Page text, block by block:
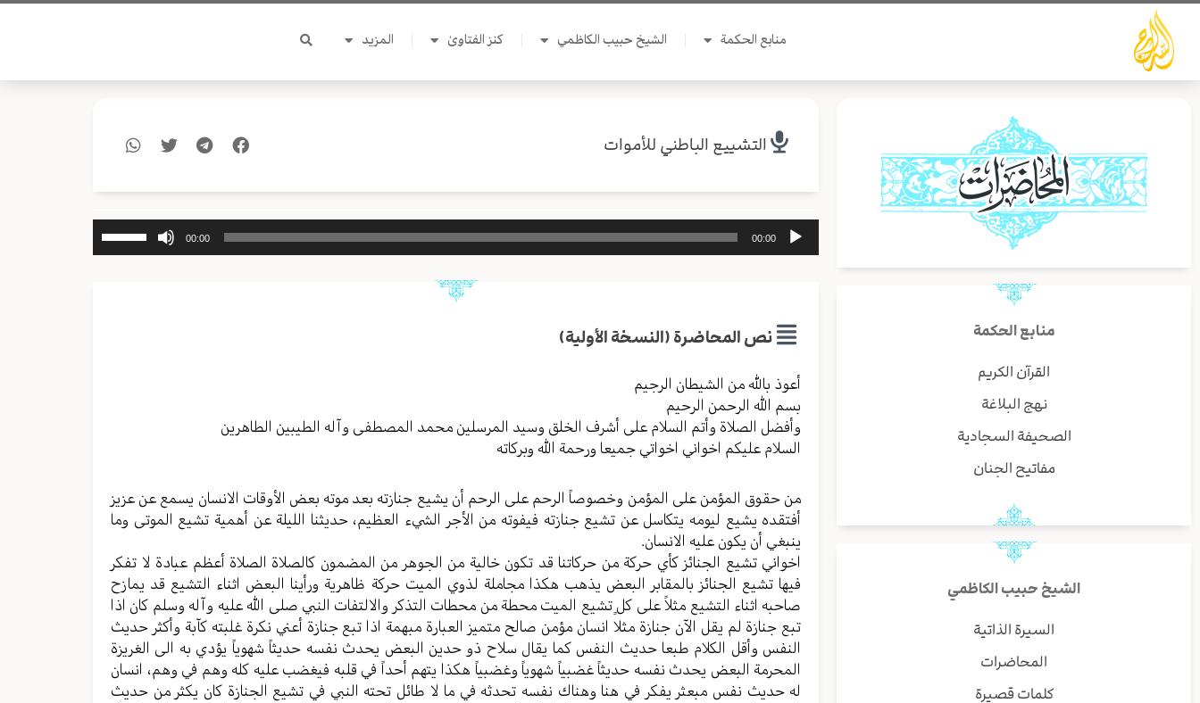
تخطي
المحتوى
منابع الحكمة الشيخ حبيب الكاظمي كنز الفتاوىٰ المزيد
منابع الحكمة
القرآن الكريم
نهج البلاغة
الصحيفة السجادية
مفاتيح الجنان
الشيخ حبيب الكاظمي
السيرة الذاتية
المحاضرات
كلمات قصيرة
التشييع الباطني للأموات
مشغل
00:00
00:00
نص المحاضرة (النسخة الأولية)
أعوذ بالله من الشیطان الرجیم
بسم الله الرحمن الرحیم
وأفضل الصلاة وأتم السلام علی أشرف الخلق وسید المرسلین محمد المصطفی وآله الطیبین الطاهرین
السلام علیکم اخواني اخواتي جمیعا ورحمة الله وبرکاته
من حقوق المؤمن علی المؤمن وخصوصاً الرحم علی الرحم أن یشیع جنازته بعد موته بعض الأوقات الانسان یسمع عن عزیز
أفتقده یشیع لیومه یتکاسل عن تشیع جنازته فیفوته من الأجر الشيء العظیم، حدیثنا اللیلة عن أهمية تشیع الموتی وما
ینبغي أن یکون علیه الانسان.
اخواني تشیع الجنائز کأي حرکة من حرکاتنا قد تکون خالیة من الجوهر من المضمون کالصلاة الصلاة أعظم عبادة لا تفکر
فیها تشیع الجنائز بالمقابر البعض یذهب هکذا مجاملة لذوي المیت حرکة ظاهریة ورأينا البعض اثناء التشیع قد یمازح
صاحبه اثناء التشیع مثلاً علی کلٍ تشیع المیت محطة من محطات التذکر والالتفات النبي صلی الله علیه وآله وسلم کان اذا
تبع جنازة لم یقل الآن جنازة مثلا انسان مؤمن صالح متمیز العبارة مبهمة اذا تبع جنازة أعني نكرة غلبته کآبة وأکثر حدیث
النفس وأقل الکلام طبعا حدیث النفس کما یقال سلاح ذو حدین البعض یحدث نفسه حدیثاً شهویاً یؤدي به الی الغریزة
المحرمة البعض یحدث نفسه حدیثاً غضبیاً شهویاً وغضبیاً هکذا یتهم أحداً في قلبه فیغضب علیه کله وهم في وهم، انسان
له حدیث نفس مبعثر یفکر في هنا وهناك نفسه تحدثه في ما لا طائل تحته النبي في تشیع الجنازة کان یکثر من حدیث